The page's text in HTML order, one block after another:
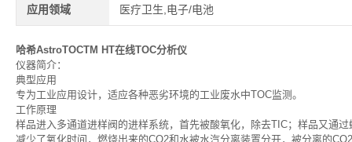
应用领域 医疗卫生,电子/电池
哈希AstroTOCTM HT在线TOC分析仪
仪器简介：
典型应用
专为工业应用设计，适应各种恶劣环境的工业废水中TOC监测。
工作原理
样品进入多通道进样阀的进样系统，首先被酸氧化，除去TIC；样品又通
减少了氧化时间，燃烧出来的CO2和水被水汽分离装置分开，被分离的